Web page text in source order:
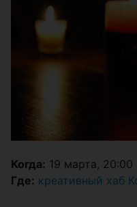
Когда: 19 марта, 20:00
Где: креативный хаб